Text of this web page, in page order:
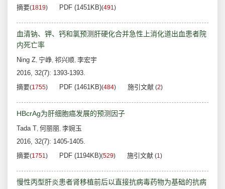
摘要(1819) PDF (1451KB)(491)
血清钠、钾、钙和氯预测肝硬化合并急性上消化道出血患者院
内死亡率
Ning Z, 宁峥, 祁兴顺, 李宏宇
2016, 32(7): 1393-1393.
摘要(1755) PDF (1461KB)(484) 施引文献 (2)
HBcrAg为肝细胞癌发展的预测因子
Tada T, 何丽丽, 李婉玉
2016, 32(7): 1405-1405.
摘要(1751) PDF (1194KB)(529) 施引文献 (1)
慢性丙型肝炎患者肾移植前后以直接抗病毒药物为基础的抗病